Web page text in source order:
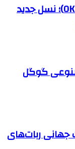
معرفی کرکره فولادی اوکر (OKER)؛ نسل جدید
گوگل
جهانی ربات‌های